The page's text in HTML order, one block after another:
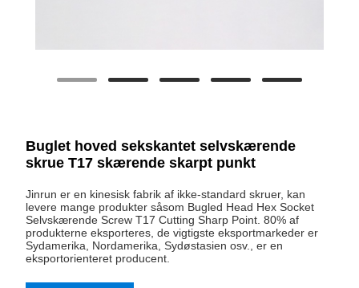
Buglet hoved sekskantet selvskærende
skrue T17 skærende skarpt punkt
Jinrun er en kinesisk fabrik af ikke-standard skruer, kan
levere mange produkter såsom Bugled Head Hex Socket
Selvskærende Screw T17 Cutting Sharp Point. 80% af
produkterne eksporteres, de vigtigste eksportmarkeder er
Sydamerika, Nordamerika, Sydøstasien osv., er en
eksportorienteret producent.